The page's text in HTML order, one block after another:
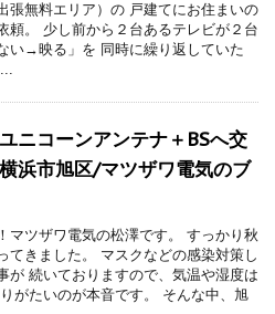
張無料エリア）の 戸建てにお住まいの
頼。 少し前から２台あるテレビが２台
い→映る」を 同時に繰り返していた
ユニコーンアンテナ＋BSへ交
浜市旭区/マツザワ電気のブ
マツザワ電気の松澤です。 すっかり秋
てきました。 マスクなどの感染対策し
が 続いておりますので、気温や湿度は
がたいのが本音です。 そんな中、旭